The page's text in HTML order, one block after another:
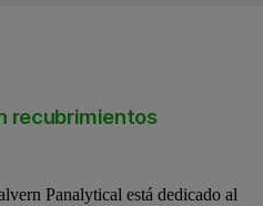
recubrimientos
Panalytical está dedicado al